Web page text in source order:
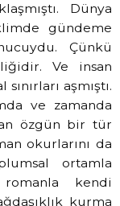
Dünya
gündeme
Çünkü
Ve insan
aşmıştı.
ve zamanda
özgün bir tür
okurlarını da
ortamla
romanla kendi
kurma